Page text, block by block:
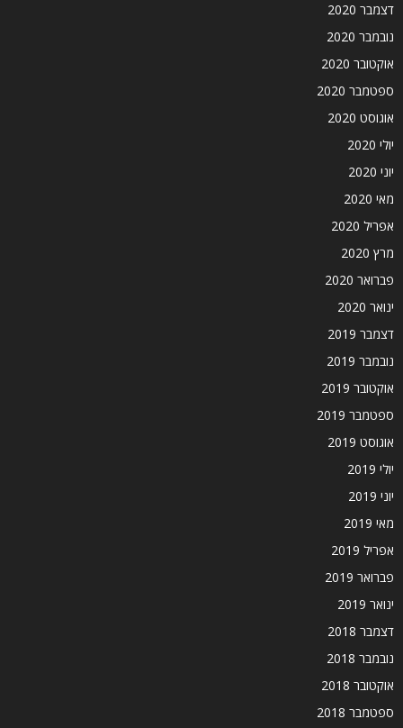
דצמבר 2020
נובמבר 2020
אוקטובר 2020
ספטמבר 2020
אוגוסט 2020
יולי 2020
יוני 2020
מאי 2020
אפריל 2020
מרץ 2020
פברואר 2020
ינואר 2020
דצמבר 2019
נובמבר 2019
אוקטובר 2019
ספטמבר 2019
אוגוסט 2019
יולי 2019
יוני 2019
מאי 2019
אפריל 2019
פברואר 2019
ינואר 2019
דצמבר 2018
נובמבר 2018
אוקטובר 2018
ספטמבר 2018